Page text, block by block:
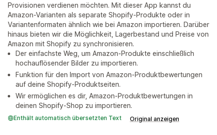
Provisionen verdienen möchten. Mit dieser App kannst du
Amazon-Varianten als separate Shopify-Produkte oder in
Variantenformaten ähnlich wie bei Amazon importieren. Darüber
hinaus bieten wir die Möglichkeit, Lagerbestand und Preise von
Amazon mit Shopify zu synchronisieren.
Der einfachste Weg, um Amazon-Produkte einschließlich
hochauflösender Bilder zu importieren.
Funktion für den Import von Amazon-Produktbewertungen
auf deine Shopify-Produktseiten.
Wir ermöglichen es dir, Amazon-Produktbewertungen in
deinen Shopify-Shop zu importieren.
Enthält automatisch übersetzten Text Original anzeigen